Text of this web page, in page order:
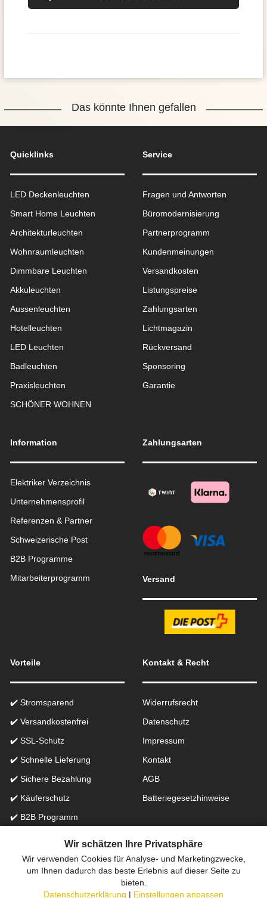
Das könnte Ihnen gefallen
Quicklinks
LED Deckenleuchten
Smart Home Leuchten
Architekturleuchten
Wohnraum­leuchten
Dimmbare Leuchten
Akkuleuchten
Aussen­leuchten
Hotelleuchten
LED Leuchten
Badleuchten
Praxisleuchten
SCHÖNER WOHNEN
Service
Fragen und Antworten
Büromodernisierung
Partnerprogramm
Kundenmeinungen
Versandkosten
Listungspreise
Zahlungsarten
Lichtmagazin
Rückversand
Sponsoring
Garantie
Information
Elektriker Verzeichnis
Unternehmensprofil
Referenzen & Partner
Schweizerische Post
B2B Programme
Mitarbeiterprogramm
Zahlungsarten
Versand
Vorteile
✔️ Stromsparend
✔️ Versandkostenfrei
✔️ SSL-Schutz
✔️ Schnelle Lieferung
✔️ Sichere Bezahlung
✔️ Käuferschutz
✔️ B2B Programm
Kontakt & Recht
Widerrufsrecht
Datenschutz
Impressum
Kontakt
AGB
Batteriegesetzhinweise
Onlinefachhandel in der Schweiz für Beleuchtung seit 2012 |
Erstellt mit
peleides.io
Wir schätzen Ihre Privatsphäre
Wir verwenden Cookies für Analyse- und Marketingzwecke,
um Ihnen dadurch das beste Erlebnis auf dieser Seite zu
bieten.
Datenschutzerklärung | Einstellungen anpassen